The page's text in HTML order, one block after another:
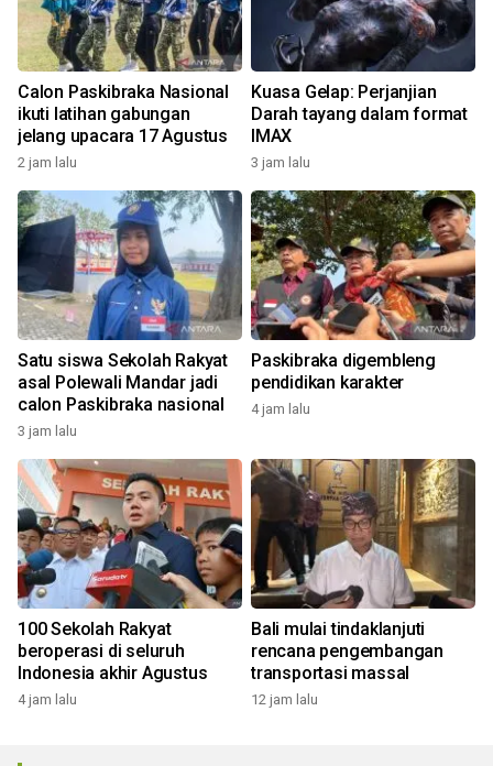
Calon Paskibraka Nasional
ikuti latihan gabungan
jelang upacara 17 Agustus
2 jam lalu
Kuasa Gelap: Perjanjian
Darah tayang dalam format
IMAX
3 jam lalu
Satu siswa Sekolah Rakyat
asal Polewali Mandar jadi
calon Paskibraka nasional
3 jam lalu
Paskibraka digembleng
pendidikan karakter
4 jam lalu
100 Sekolah Rakyat
beroperasi di seluruh
Indonesia akhir Agustus
4 jam lalu
Bali mulai tindaklanjuti
rencana pengembangan
transportasi massal
12 jam lalu